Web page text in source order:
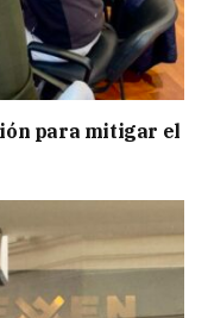
para mitigar el